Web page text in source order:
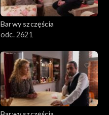
Barwy szczęścia
odc. 2621